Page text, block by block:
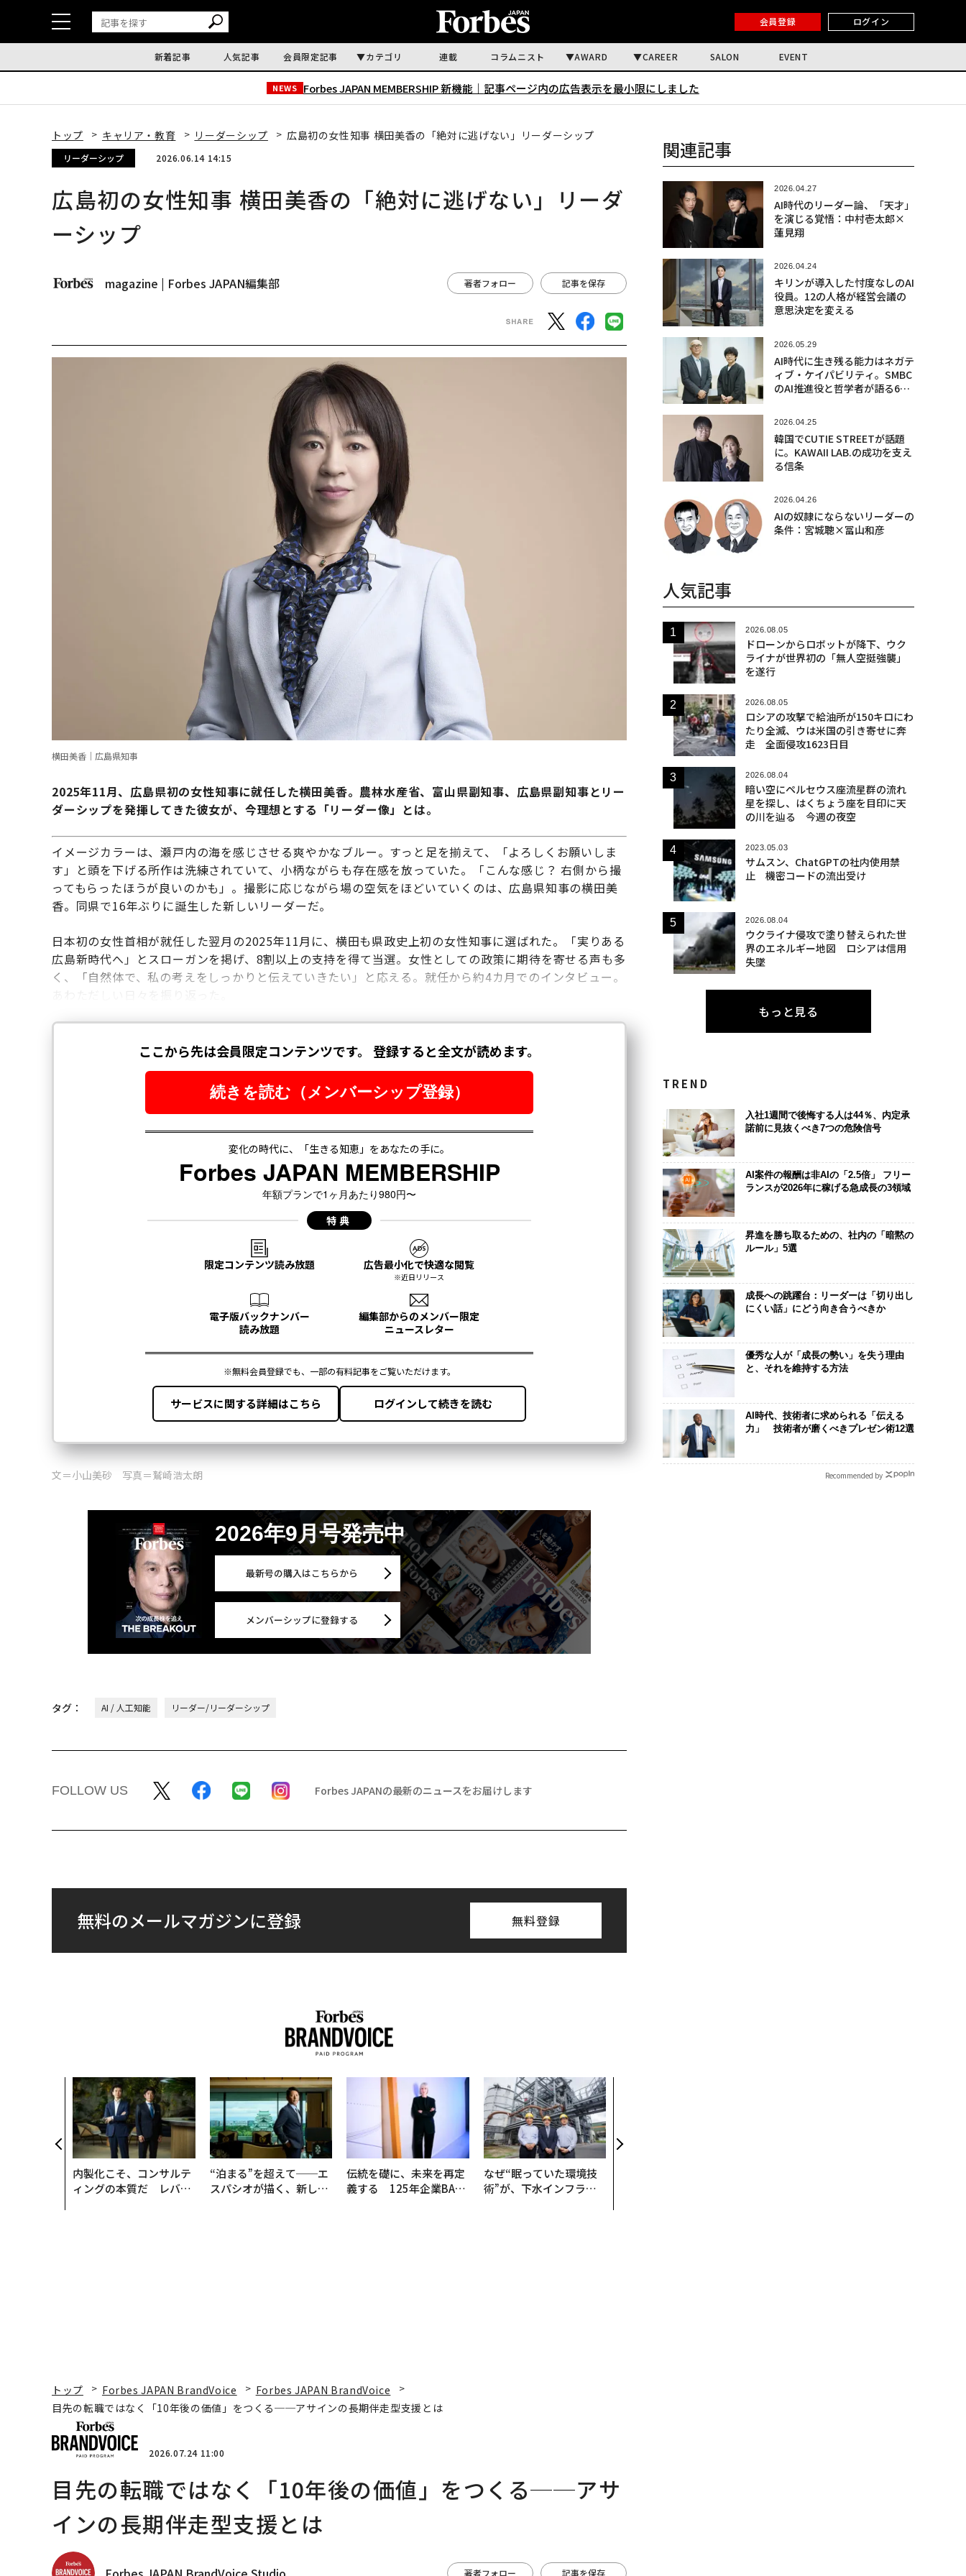
会員登録 ログイン
新着記事 人気記事 会員限定記事 カテゴリ 連載 コラムニスト AWARD CAREER SALON EVENT
NEWS Forbes JAPAN MEMBERSHIP 新機能｜ 記事ページ内の広告表示を最小限にしました
トップ キャリア・教育 リーダーシップ 広島初の女性知事 横田美香の「絶対に逃げない」リーダーシップ
リーダーシップ 2026.06.14 14:15
広島初の女性知事 横田美香の「絶対に逃げない」リーダ
ーシップ
magazine | Forbes JAPAN編集部 著者フォロー 記事を保存
横田美香｜広島県知事
2025年11月、広島県初の女性知事に就任した横田美香。農林水産省、富山県副知事、広島県副知事とリー
ダーシップを発揮してきた彼女が、今理想とする「リーダー像」とは。
イメージカラーは、瀬戸内の海を感じさせる爽やかなブルー。すっと足を揃えて、「よろしくお願いしま
す」と頭を下げる所作は洗練されていて、小柄ながらも存在感を放っていた。「こんな感じ？ 右側から撮
ってもらったほうが良いのかも」。撮影に応じながら場の空気をほどいていくのは、広島県知事の横田美
香。同県で16年ぶりに誕生した新しいリーダーだ。
日本初の女性首相が就任した翌月の2025年11月に、横田も県政史上初の女性知事に選ばれた。「実りある
広島新時代へ」とスローガンを掲げ、8割以上の支持を得て当選。女性としての政策に期待を寄せる声も多
く、「自然体で、私の考えをしっかりと伝えていきたい」と応える。就任から約4カ月でのインタビュー。
文＝小山美砂 写真＝鷲崎浩太朗
2026年9月号発売中
最新号の購入はこちらから
メンバーシップに登録する
タグ： AI / 人工知能 リーダー/リーダーシップ
FOLLOW US Forbes JAPANの最新のニュースをお届けします
無料のメールマガジンに登録 無料登録
内製化こそ、コンサルテ
ィングの本質だ レバレ
“泊まる”を超えて──エ
スパシオが描く、新しい
伝統を礎に、未来を再定
義する 125年企業BAT
なぜ“眠っていた環境技
術”が、下水インフラを
くり方
関連記事
2026.04.27
AI時代のリーダー論、「天才」
を演じる覚悟：中村壱太郎×
蓮見翔
2026.04.24
キリンが導入した忖度なしのAI
役員。12の人格が経営会議の
意思決定を変える
2026.05.29
AI時代に生き残る能力はネガテ
ィブ・ケイパビリティ。SMBC
のAI推進役と哲学者が語る6つ
2026.04.25
韓国でCUTIE STREETが話題
に。KAWAII LAB.の成功を支え
る信条
2026.04.26
AIの奴隷にならないリーダーの
条件：宮城聰×冨山和彦
人気記事
2026.08.05
ドローンからロボットが降下、ウク
ライナが世界初の「無人空挺強襲」
を遂行
2026.08.05
ロシアの攻撃で給油所が150キロにわ
たり全滅、ウは米国の引き寄せに奔
走 全面侵攻1623日目
2026.08.04
暗い空にペルセウス座流星群の流れ
星を探し、はくちょう座を目印に天
の川を辿る 今週の夜空
2023.05.03
サムスン、ChatGPTの社内使用禁
止 機密コードの流出受け
2026.08.04
ウクライナ侵攻で塗り替えられた世
界のエネルギー地図 ロシアは信用
失墜
もっと見る
TREND
入社1週間で後悔する人は44％、内定承
諾前に見抜くべき7つの危険信号
AI案件の報酬は非AIの「2.5倍」 フリー
ランスが2026年に稼げる急成長の3領域
昇進を勝ち取るための、社内の「暗黙の
ルール」5選
成長への跳躍台：リーダーは「切り出し
にくい話」にどう向き合うべきか
優秀な人が「成長の勢い」を失う理由
と、それを維持する方法
AI時代、技術者に求められる「伝える
力」 技術者が磨くべきプレゼン術12選
Recommended by
トップ Forbes JAPAN BrandVoice
Forbes JAPAN BrandVoice
目先の転職ではなく「10年後の価値」をつくる──アサインの長期伴走型支援とは
2026.07.24 11:00
目先の転職ではなく「10年後の価値」をつくる──アサ
インの長期伴走型支援とは
著者フォロー 記事を保存